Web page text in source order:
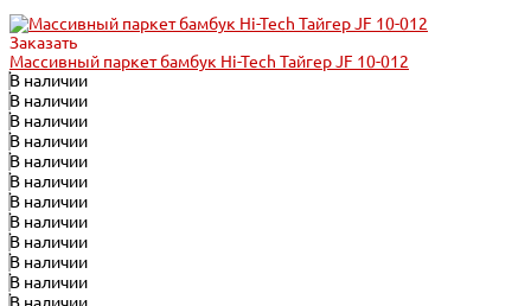
Заказать
Массивный паркет бамбук Hi-Tech Тайгер JF 10-012
В наличии
В наличии
В наличии
В наличии
В наличии
В наличии
В наличии
В наличии
В наличии
В наличии
В наличии